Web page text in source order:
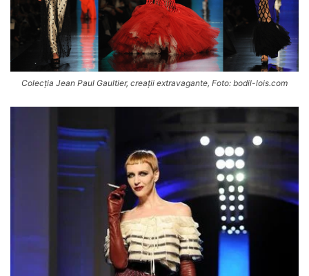
Colecția Jean Paul Gaultier, creații extravagante, Foto: bodil-lois.com